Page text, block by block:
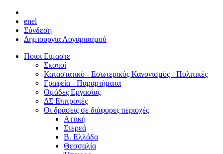
enel
Σύνδεση
Δημιουργία Λογαριασμού
Ποιοι Είμαστε
Σκοποί
Καταστατικό - Εσωτερικός Κανονισμός - Πολιτικές
Γραφεία - Παραρτήματα
Ομάδες Εργασίας
ΔΣ Επιτροπές
Οι δράσεις σε διάφορες περιοχές
Αττική
Στερεά
Β. Ελλάδα
Θεσσαλία